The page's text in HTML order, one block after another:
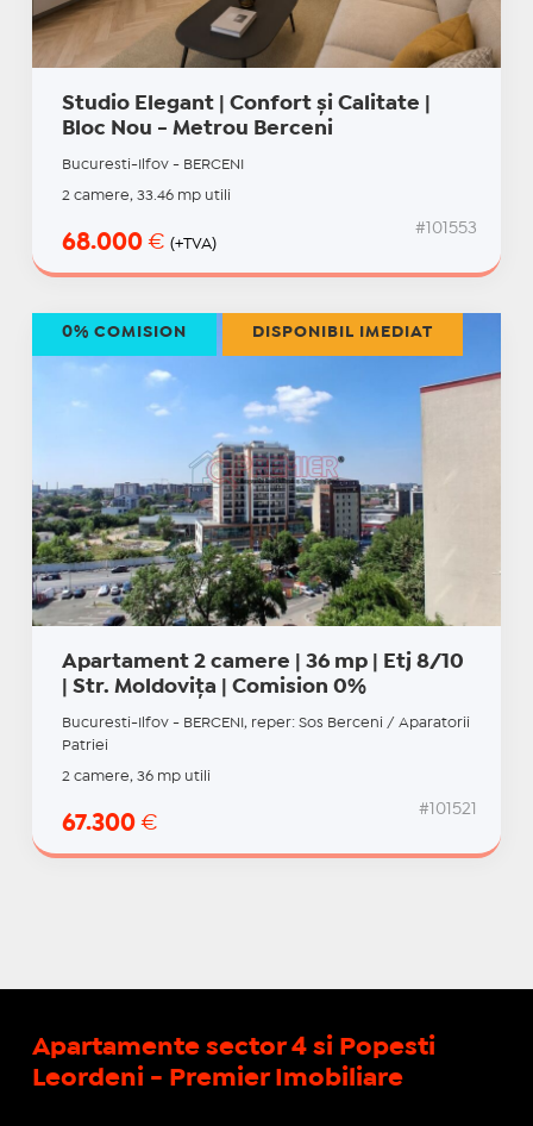
Studio Elegant | Confort și Calitate |
Bloc Nou - Metrou Berceni
Bucuresti-Ilfov - BERCENI
2 camere, 33.46 mp utili
68.000 € (+TVA)
#101553
Apartament 2 camere | 36 mp | Etj 8/10
| Str. Moldovița | Comision 0%
Bucuresti-Ilfov - BERCENI, reper: Sos Berceni / Aparatorii
Patriei
2 camere, 36 mp utili
67.300 €
#101521
0% COMISION DISPONIBIL IMEDIAT
Apartamente sector 4 si Popesti
Leordeni - Premier Imobiliare